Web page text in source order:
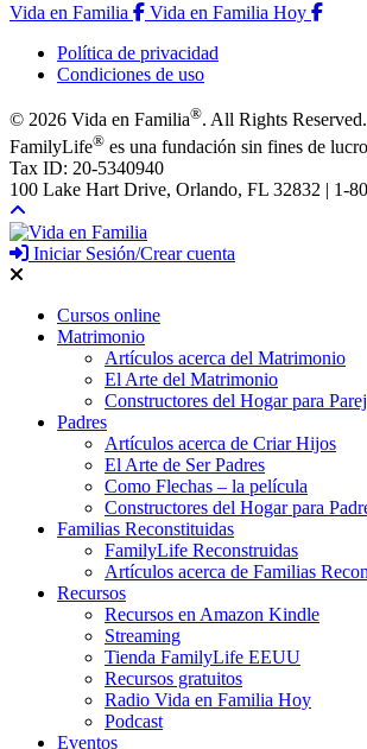
Vida en Familia Vida en Familia
Vida en Familia Hoy Vida
Política de privacidad
Condiciones de uso
© 2026 Vida en Familia®. All Rights
FamilyLife® es una fundación sin fines de
Tax ID: 20-5340940
100 Lake Hart Drive, Orlando, FL 32832 | 1-
Iniciar Sesión/Crear cuenta
Cursos online
Matrimonio
Artículos acerca del Matrimonio
El Arte del Matrimonio
Constructores del Hogar para
Padres
Artículos acerca de Criar Hijos
El Arte de Ser Padres
Como Flechas – la película
Constructores del Hogar para
Familias Reconstituidas
FamilyLife Reconstruidas
Artículos acerca de Familias
Recursos
Recursos en Amazon Kindle
Streaming
Tienda FamilyLife EEUU
Recursos gratuitos
Radio Vida en Familia Hoy
Podcast
Eventos